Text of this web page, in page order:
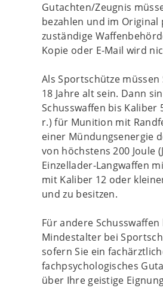
Gutachten/Zeugnis
bezahlen und im Original
zuständige
Kopie oder E-Mail wird
Als Sportschütze müssen
18 Jahre alt sein. Dann
Schusswaffen bis Kaliber
r.) für Munition mit
einer Mündungsenergie
von höchstens 200 Joule
Einzellader-Langwaffen
mit Kaliber 12 oder
und zu besitzen.
Für andere
Mindestalter bei
sofern Sie ein
fachpsychologisches
über Ihre geistige